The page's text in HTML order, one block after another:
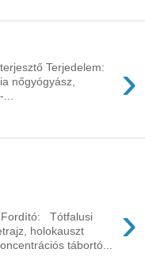
›
Terjedelem:
nőgyógyász,
›
Fordító: Tótfalusi
holokauszt
tábortó...